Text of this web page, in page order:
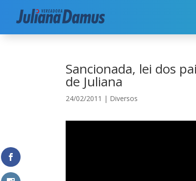
Início|Diversos Sancionada, lei dos
Sancionada, lei dos
de Juliana
24/02/2011 | Diversos